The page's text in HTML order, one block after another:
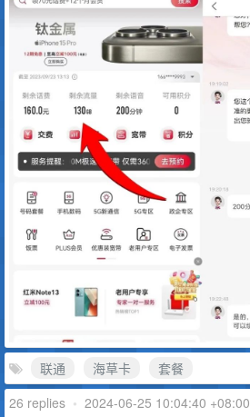
联通 海草卡
套餐
26 replies • 2024-06-25 10:04:40 +08:00